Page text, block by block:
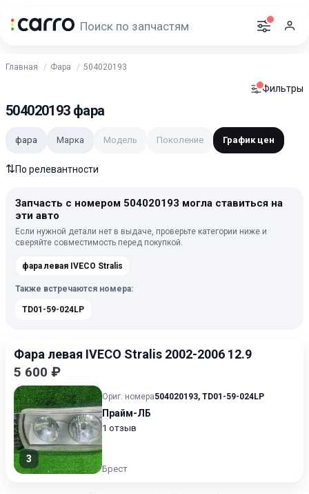
Главная Фара 504020193
Фильтры
504020193 фара
фара Марка Модель Поколение График цен
⇅По релевантности
Запчасть с номером 504020193 могла ставиться на
эти авто
Если нужной детали нет в выдаче, проверьте категории ниже и
сверяйте совместимость перед покупкой.
фара левая IVECO Stralis
Также встречаются номера:
TD01-59-024LP
Фара левая IVECO Stralis 2002-2006 12.9
5 600 ₽
3
Ориг. номера504020193, TD01-59-024LP
Прайм-ЛБ
1 отзыв
Брест